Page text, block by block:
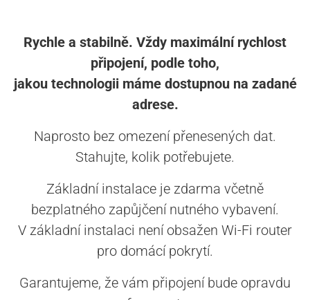
Rychle a stabilně. Vždy maximální rychlost
připojení, podle toho,
jakou technologii máme dostupnou na zadané
adrese.
Naprosto bez omezení přenesených dat.
Stahujte, kolik potřebujete.
Základní instalace je zdarma včetně
bezplatného zapůjčení nutného vybavení.
V základní instalaci není obsažen Wi-Fi router
pro domácí pokrytí.
Garantujeme, že vám připojení bude opravdu